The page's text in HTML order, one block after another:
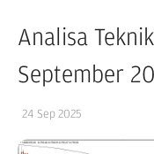
Analisa
September
24 Sep 2025